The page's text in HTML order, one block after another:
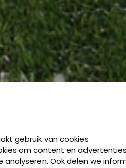
gebruik van cookies
om content en
analyseren. Ook delen we